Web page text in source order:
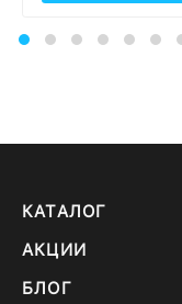
КАТАЛОГ
АКЦИИ
БЛОГ